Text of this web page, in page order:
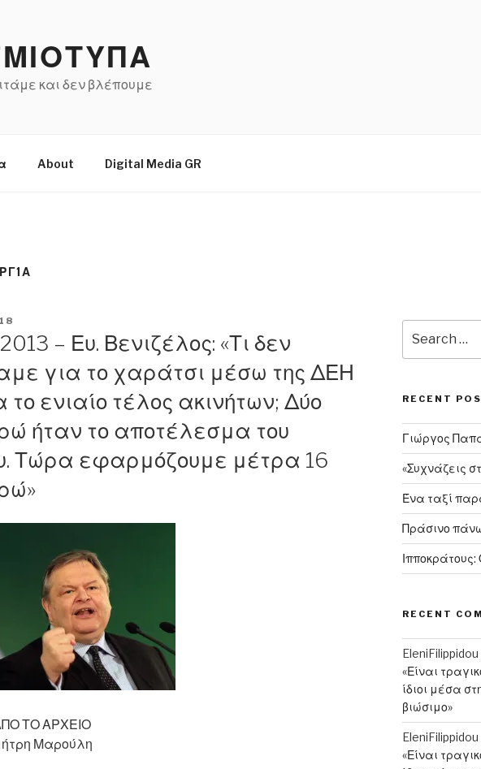
και δεν βλέπουμε
About Digital Media GR
– Ευ. Βενιζέλος: «Τι δεν
για το χαράτσι μέσω της ΔΕΗ
το ενιαίο τέλος ακινήτων; Δύο
ήταν το αποτέλεσμα του
Τώρα εφαρμόζουμε μέτρα 16
ΤΟ ΑΡΧΕΙΟ
Μαρούλη
for:
RECENT
Γιώργος
«Συχνάζεις
Ένα ταξί
Πράσινο
Ιπποκράτους:
RECENT
EleniFilippidou
«Είναι
ίδιοι μέσα
βιώσιμο»
EleniFilippidou
«Είναι